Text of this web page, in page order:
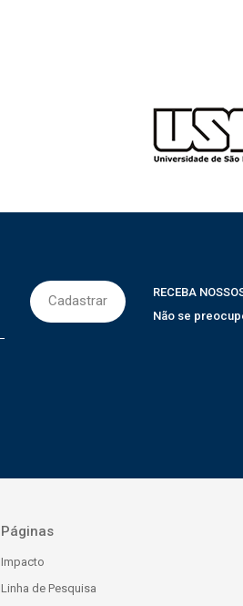
RECEBA
Não se
Páginas
Impacto
Linha de Pesquisa